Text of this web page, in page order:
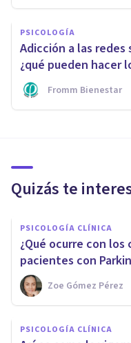
PSICOLOGÍA
Adicción a las
¿qué pueden hacer
Fromm Bienestar
Quizás te
PSICOLOGÍA CLÍNICA
¿Qué ocurre con
pacientes con
Zoe Gómez Pérez
PSICOLOGÍA CLÍNICA